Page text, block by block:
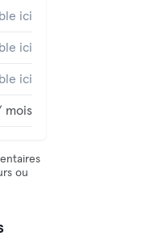
ici
ici
ici
mois
ou